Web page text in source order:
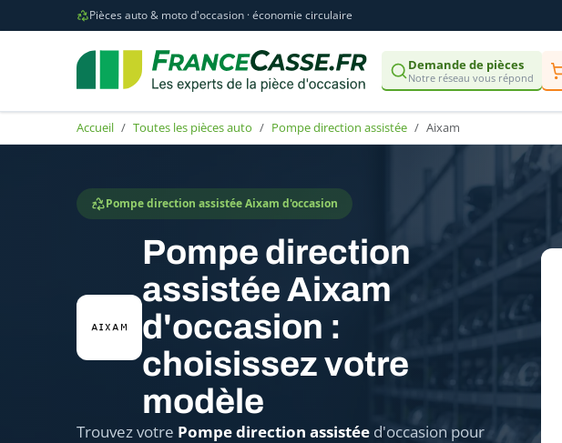
Pièces auto & moto d'occasion · économie circulaire
Demande de pièces
Notre réseau vous répond
Accueil Toutes les pièces auto Pompe direction assistée Aixam
Pompe direction assistée Aixam d'occasion
Pompe direction
assistée Aixam
d'occasion :
choisissez votre
modèle
Trouvez votre Pompe direction assistée d'occasion pour